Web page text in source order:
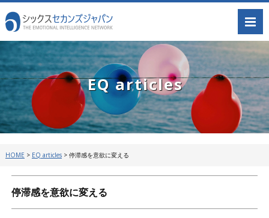
EQ articles
HOME > EQ articles> 停滞感を意欲に変える
停滞感を意欲に変える